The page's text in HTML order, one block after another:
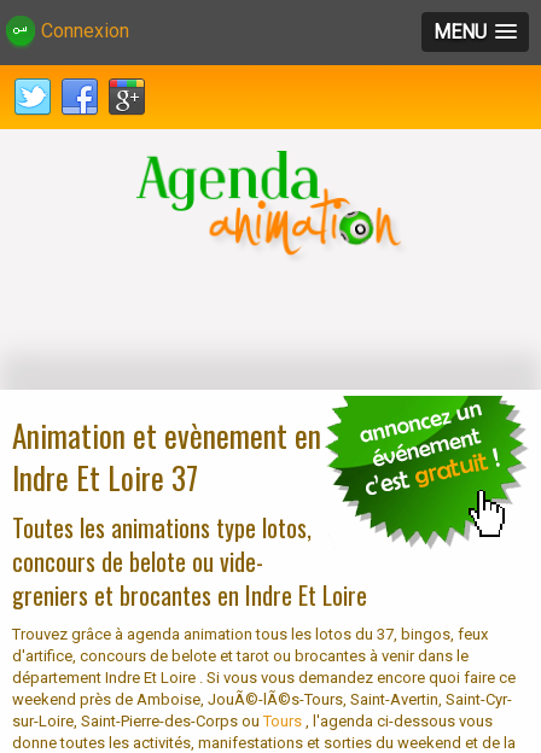
Connexion MENU
Animation et evènement en
Indre Et Loire 37
Toutes les animations type lotos,
concours de belote ou vide-
greniers et brocantes en Indre Et Loire
Trouvez grâce à agenda animation tous les lotos du 37, bingos, feux
d'artifice, concours de belote et tarot ou brocantes à venir dans le
département Indre Et Loire . Si vous vous demandez encore quoi faire ce
weekend près de Amboise, JouÃ©-lÃ©s-Tours, Saint-Avertin, Saint-Cyr-
sur-Loire, Saint-Pierre-des-Corps ou Tours
, l'agenda ci-dessous vous
donne toutes les activités, manifestations et sorties du weekend et de la